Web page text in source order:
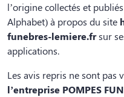
l’origine collectés et
Alphabet) à propos du site
funebres-lemiere.frsur
applications.
Les avis repris ne sont pas
l’entreprise POMPES